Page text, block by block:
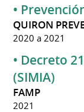
•
QUIRON
2020 a 2021
• Decreto
(SIMIA)
FAMP
2021